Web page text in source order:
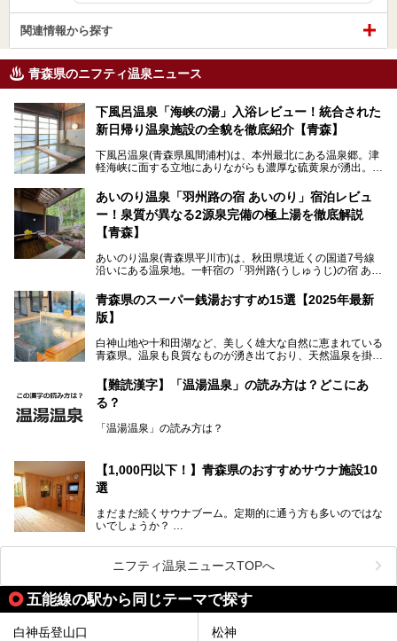
関連情報から探す
青森県のニフティ温泉ニュース
下風呂温泉「海峡の湯」入浴レビュー！統合された
新日帰り温泉施設の全貌を徹底紹介【青森】
下風呂温泉(青森県風間浦村)は、本州最北にある温泉郷。津
軽海峡に面する立地にありながらも濃厚な硫黄泉が湧出。良
泉ファンが訪れる温泉地です。
「海峡の湯」は、以前あった2つの共同浴場を統合し、2020
年12月にオープンした日帰り入浴施設。かつて別々の共同
浴場で使用された2つの源泉を楽しめる点が魅力です。また
無料休憩室や食事処も併設し、地元常連客のみならず観光客
にも利用しやすい施設へ変貌しました。
今回、筆者は実際に海峡の湯へ訪問・入浴し、その魅力を徹
底解説します！
あいのり温泉「羽州路の宿 あいのり」宿泊レビュ
ー！泉質が異なる2源泉完備の極上湯を徹底解説
【青森】
あいのり温泉(青森県平川市)は、秋田県境近くの国道7号線
沿いにある温泉地。一軒宿の「羽州路(うしゅうじ)の宿 あい
(通称:赤湯)と無色透明の単純温泉という2種類の源泉を使用
し、いずれも源泉100％かけ流しで提供している点でしょ
う。
今回筆者は実際に宿泊し、大浴場と露天風呂付き客室を中心
に「羽州路の宿 あいのり」を詳細にご紹介。秋田県側を含
ですが、実はあいのり温泉も決して見逃せない極上湯のひと
つ。その魅力を徹底解説します！
青森県のスーパー銭湯おすすめ15選【2025年最新
版】
白神山地や十和田湖など、美しく雄大な自然に恵まれている
青森県。温泉も良質なものが湧き出ており、天然温泉を掛け
の山並みを眺めながら温泉に浸かり、お食事処でおいしいご
当地グルメを味わうひとときは格別ですね！
今回は、青森県でおすすめのスーパー銭湯を紹介します。
ください。
【難読漢字】「温湯温泉」の読み方は？どこにあ
る？
「温湯温泉」の読み方は？
か？
【1,000円以下！】青森県のおすすめサウナ施設10
選
まだまだ続くサウナブーム。定期的に通う方も多いのではな
いでしょうか？
そこでコスパ抜群！1,000円以下でサウナを楽しめる施設を
紹介します。
格安でも充実の施設でサウナを楽しみませんか？
今回は青森県にある1,000円以下のおすすめサウナ施設を紹
ニフティ温泉ニュースTOPへ
五能線の駅から同じテーマで探す
白神岳登山口 松神